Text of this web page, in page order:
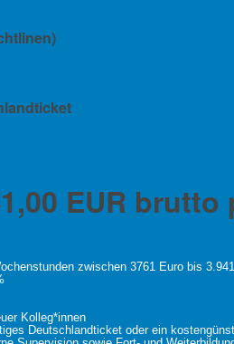
EUR
zwischen 3761 Euro bis
Kolleg*innen
Deutschlandticket oder ein